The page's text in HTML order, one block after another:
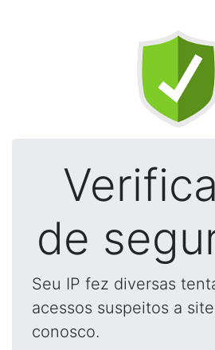
de
Seu IP fez diversas
acessos suspeitos a
conosco.